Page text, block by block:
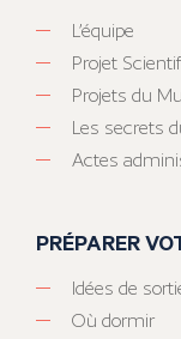
L’équipe
Projet
Projets du
Les secrets
Actes
PRÉPARER
Idées de
Où dormir